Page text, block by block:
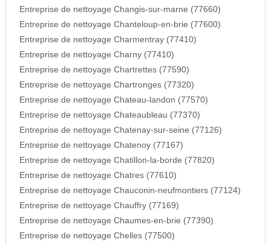
Entreprise de nettoyage Changis-sur-marne (77660)
Entreprise de nettoyage Chanteloup-en-brie (77600)
Entreprise de nettoyage Charmentray (77410)
Entreprise de nettoyage Charny (77410)
Entreprise de nettoyage Chartrettes (77590)
Entreprise de nettoyage Chartronges (77320)
Entreprise de nettoyage Chateau-landon (77570)
Entreprise de nettoyage Chateaubleau (77370)
Entreprise de nettoyage Chatenay-sur-seine (77126)
Entreprise de nettoyage Chatenoy (77167)
Entreprise de nettoyage Chatillon-la-borde (77820)
Entreprise de nettoyage Chatres (77610)
Entreprise de nettoyage Chauconin-neufmontiers (77124)
Entreprise de nettoyage Chauffry (77169)
Entreprise de nettoyage Chaumes-en-brie (77390)
Entreprise de nettoyage Chelles (77500)